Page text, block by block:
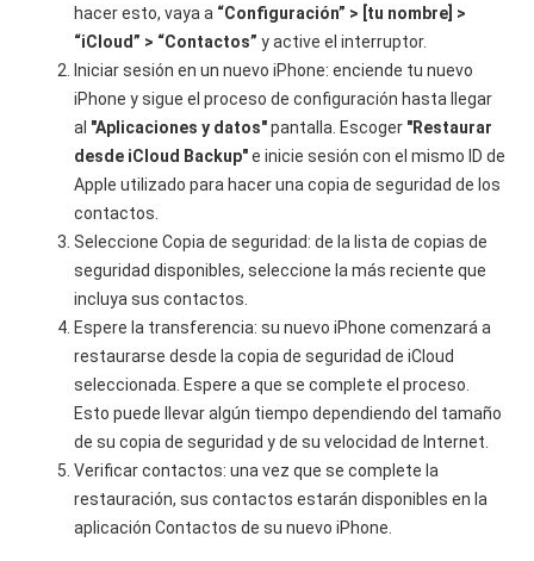
hacer esto, vaya a “Configuración” > [tu nombre] >
“iCloud” > “Contactos” y active el interruptor.
Iniciar sesión en un nuevo iPhone: enciende tu nuevo
iPhone y sigue el proceso de configuración hasta llegar
al "Aplicaciones y datos"pantalla. Escoger "Restaurar
desde iCloud Backup"e inicie sesión con el mismo ID de
Apple utilizado para hacer una copia de seguridad de los
contactos.
Seleccione Copia de seguridad: de la lista de copias de
seguridad disponibles, seleccione la más reciente que
incluya sus contactos.
Espere la transferencia: su nuevo iPhone comenzará a
restaurarse desde la copia de seguridad de iCloud
seleccionada. Espere a que se complete el proceso.
Esto puede llevar algún tiempo dependiendo del tamaño
de su copia de seguridad y de su velocidad de Internet.
Verificar contactos: una vez que se complete la
restauración, sus contactos estarán disponibles en la
aplicación Contactos de su nuevo iPhone.